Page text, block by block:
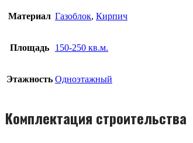
Материал Газоблок, Кирпич
Площадь 150-250 кв.м.
Этажность Одноэтажный
Комплектация строительства